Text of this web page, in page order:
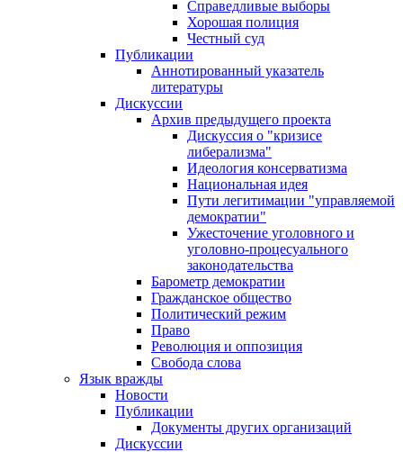
Справедливые выборы
Хорошая полиция
Честный суд
Публикации
Аннотированный указатель
литературы
Дискуссии
Архив предыдущего проекта
Дискуссия о "кризисе
либерализма"
Идеология консерватизма
Национальная идея
Пути легитимации "управляемой
демократии"
Ужесточение уголовного и
уголовно-процесуального
законодательства
Барометр демократии
Гражданское общество
Политический режим
Право
Революция и оппозиция
Свобода слова
Язык вражды
Новости
Публикации
Документы других организаций
Дискуссии